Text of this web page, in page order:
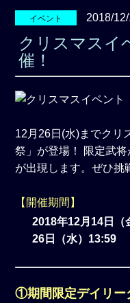
イベント 2018/
クリスマスイ
催！
12月26日(水)までクリ
祭」が登場！ 限定武
が出現します。ぜひ挑
【開催期間】
2018年12月14日（
26日（水）13:59
①期間限定デイリー